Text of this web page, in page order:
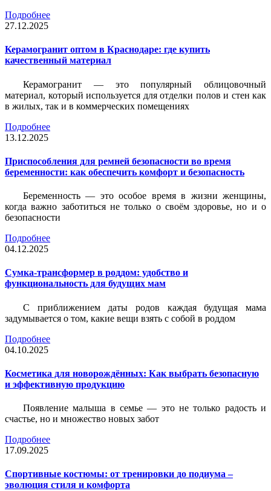
Подробнее
27.12.2025
Керамогранит оптом в Краснодаре: где купить
качественный материал
Керамогранит — это популярный облицовочный
материал, который используется для отделки полов и стен как
в жилых, так и в коммерческих помещениях
Подробнее
13.12.2025
Приспособления для ремней безопасности во время
беременности: как обеспечить комфорт и безопасность
Беременность — это особое время в жизни женщины,
когда важно заботиться не только о своём здоровье, но и о
безопасности
Подробнее
04.12.2025
Сумка-трансформер в роддом: удобство и
функциональность для будущих мам
С приближением даты родов каждая будущая мама
задумывается о том, какие вещи взять с собой в роддом
Подробнее
04.10.2025
Косметика для новорождённых: Как выбрать безопасную
и эффективную продукцию
Появление малыша в семье — это не только радость и
счастье, но и множество новых забот
Подробнее
17.09.2025
Спортивные костюмы: от тренировки до подиума –
эволюция стиля и комфорта